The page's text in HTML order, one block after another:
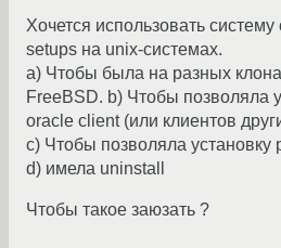
Хочется использовать систему
setups на unix-системах.
a) Чтобы была на разных
FreeBSD. b) Чтобы позволяла
oracle client (или клиентов
c) Чтобы позволяла установку
d) имела uninstall
Чтобы такое заюзать ?